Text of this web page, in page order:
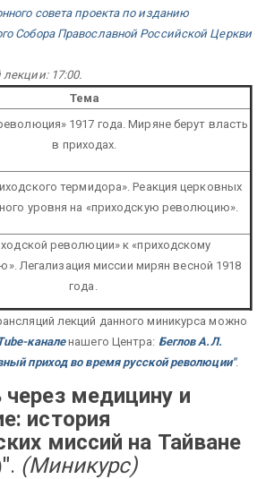
совета проекта по изданию
Собора Православной Российской Церкви
17:00.
Тема
1917 года. Миряне берут власть
в приходах.
термидора». Реакция церковных
уровня на «приходскую революцию».
революции» к «приходскому
Легализация миссии мирян весной 1918
года.
лекций данного миникурса можно
каналенашего Центра: Беглов А.Л.
приход во время русской революции".
медицину и
история
миссий на Тайване
. (Миникурс)